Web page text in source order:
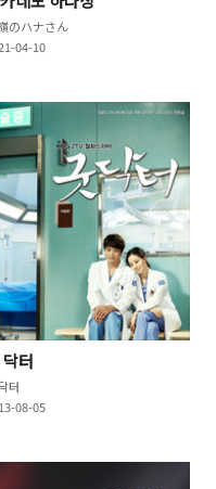
のハナさん
04-10
터
터
08-05